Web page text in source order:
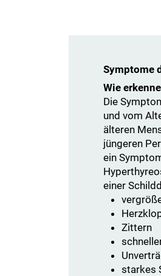
Symptome
Wie
Die
und vom
älteren
jüngeren
ein
einer
Zittern
starkes